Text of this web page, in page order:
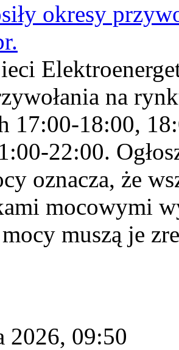
okresy
na
17:00-18:00,
22:00.
oznacza, że
mocowymi
muszą je
2026, 09:50